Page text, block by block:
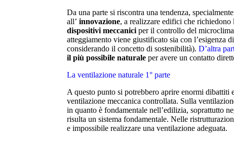
Da una parte si riscontra una tendenza,
all’ innovazione, a realizzare edifici che richiedono
dispositivi meccanici per il controllo del
atteggiamento viene giustificato sia con l’esigenza
considerando il concetto di sostenibilità). D’altra
il più possibile naturale per avere un contatto
La ventilazione naturale 1° parte
A questo punto si potrebbero aprire enormi dibattiti
ventilazione meccanica controllata. Sulla
in quanto è fondamentale nell’edilizia, soprattutto
risulta un sistema fondamentale. Nelle
e impossibile realizzare una ventilazione adeguata.